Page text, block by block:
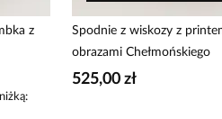
z
Spodnie z wiskozy z
obrazami Chełmońskiego
525,00 zł